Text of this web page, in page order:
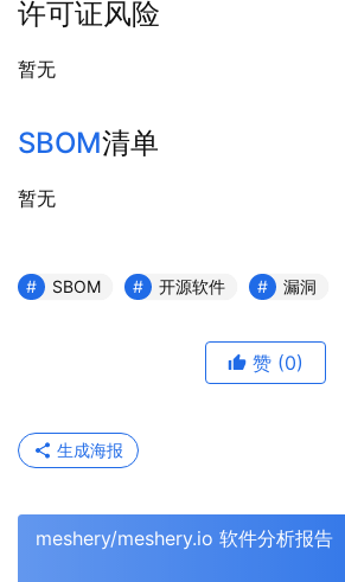
许可证风险
暂无
SBOM清单
暂无
SBOM 开源软件 漏洞
赞 (0)
生成海报
meshery/meshery.io 软件分析报告